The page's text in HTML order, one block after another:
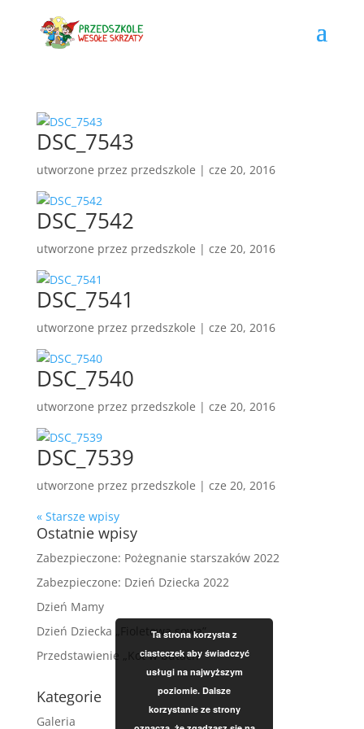
DSC_7543
utworzone przez przedszkole | cze 20, 2016
DSC_7542
utworzone przez przedszkole | cze 20, 2016
DSC_7541
utworzone przez przedszkole | cze 20, 2016
DSC_7540
utworzone przez przedszkole | cze 20, 2016
DSC_7539
utworzone przez przedszkole | cze 20, 2016
« Starsze wpisy
Ostatnie wpisy
Zabezpieczone: Pożegnanie starszaków 2022
Zabezpieczone: Dzień Dziecka 2022
Dzień Mamy
Dzień Dziecka „Fioletowa sowa”
Przedstawienie „Kot w butach”
Kategorie
Galeria
Ta strona korzysta z
ciasteczek aby świadczyć
usługi na najwyższym
poziomie. Dalsze
korzystanie ze strony